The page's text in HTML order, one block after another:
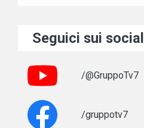
Seguici sui social
/@GruppoTv7
/gruppotv7